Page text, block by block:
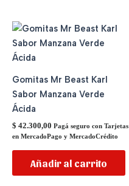
Gomitas Mr Beast Karl
Sabor Manzana Verde
Ácida
$ 42.300,00 Pagá seguro con Tarjetas
en MercadoPago y MercadoCrédito
Añadir al carrito